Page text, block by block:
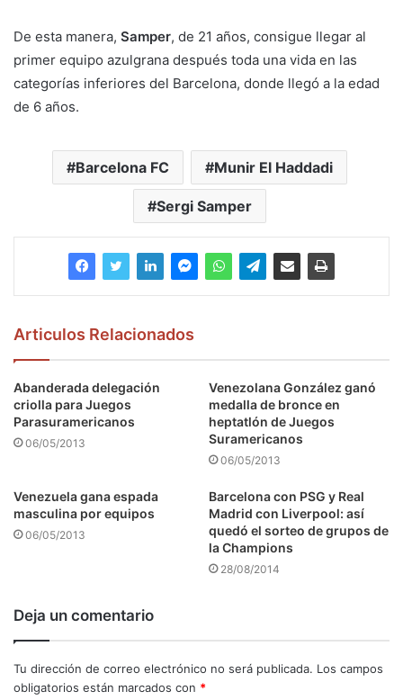
De esta manera, Samper, de 21 años, consigue llegar al
primer equipo azulgrana después toda una vida en las
categorías inferiores del Barcelona, donde llegó a la edad
de 6 años.
Barcelona FC Munir El Haddadi
Sergi Samper
Articulos Relacionados
Abanderada delegación
criolla para Juegos
Parasuramericanos
06/05/2013
Venezolana González ganó
medalla de bronce en
heptatlón de Juegos
Suramericanos
06/05/2013
Venezuela gana espada
masculina por equipos
06/05/2013
Barcelona con PSG y Real
Madrid con Liverpool: así
quedó el sorteo de grupos de
la Champions
28/08/2014
Deja un comentario
Tu dirección de correo electrónico no será publicada. Los campos
obligatorios están marcados con *